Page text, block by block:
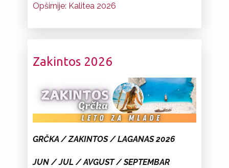
Opširnije: Kalitea 2026
Zakintos 2026
GRČKA/ ZAKINTOS / LAGANAS 2026
JUN / JUL / AVGUST / SEPTEMBAR